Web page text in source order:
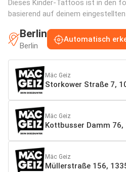
Dieses Kinder-Tattoos ist in den
basierend auf deinem
Berlin
Berlin
Automatisch
Mäc Geiz
Storkower Straße 7,
Mäc Geiz
Kottbusser Damm 76,
Mäc Geiz
Müllerstraße 156,